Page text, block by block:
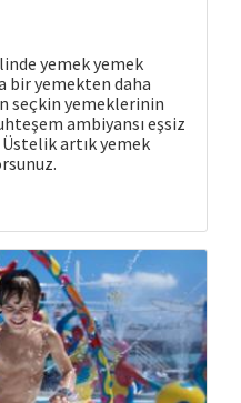
Cruise Hakkında
yemek yemek
bir yemekten daha
seçkin yemeklerinin
ambiyansı eşsiz
Üstelik artık yemek